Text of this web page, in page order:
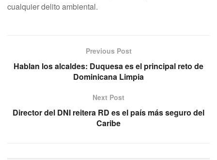
cualquier delito ambiental.
Previous Post
Hablan los alcaldes: Duquesa es el principal reto de
Dominicana Limpia
Next Post
Director del DNI reitera RD es el país más seguro del
Caribe